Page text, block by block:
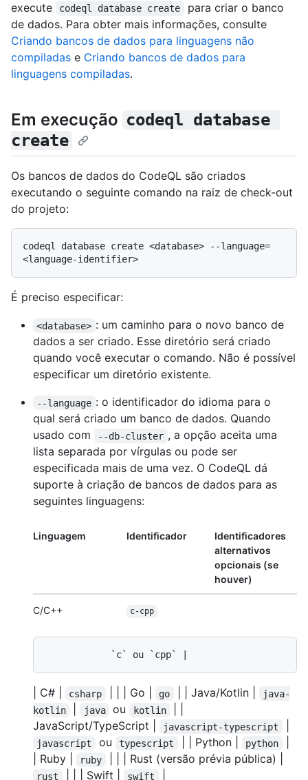
execute
codeql database create
para criar o banco
de dados. Para obter mais informações, consulte
Criando bancos de dados para linguagens não
compiladas e Criando bancos de dados para
linguagens compiladas.
Em execução codeql database
create
Os bancos de dados do CodeQL são criados
executando o seguinte comando na raiz de check-out
do projeto:
codeql database create <database> --language=
É preciso especificar:
<database> : um caminho para o novo banco de
dados a ser criado. Esse diretório será criado
quando você executar o comando. Não é possível
especificar um diretório existente.
--language : o identificador do idioma para o
qual será criado um banco de dados. Quando
usado com
--db-cluster , a opção aceita uma
lista separada por vírgulas ou pode ser
especificada mais de uma vez. O CodeQL dá
suporte à criação de bancos de dados para as
seguintes linguagens:
Linguagem Identificador
Identificadores
alternativos
opcionais (se
houver)
C/C++ c-cpp
| C# | csharp | | | Go | go | | Java/Kotlin |
java-
kotlin
java ou kotlin
JavaScript/TypeScript |
javascript-typescript
javascript ou typescript | | Python | python
| Ruby |
ruby | | | Rust (versão prévia pública) |
rust | | | Swift | swift